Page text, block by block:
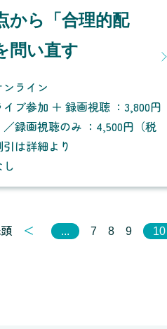
から「合理的配
問い直す
ライン
ブ参加 ＋ 録画視聴 ：3,800円
／録画視聴のみ ：4,500円（税
は詳細より
＜ ... 7 8 9 10